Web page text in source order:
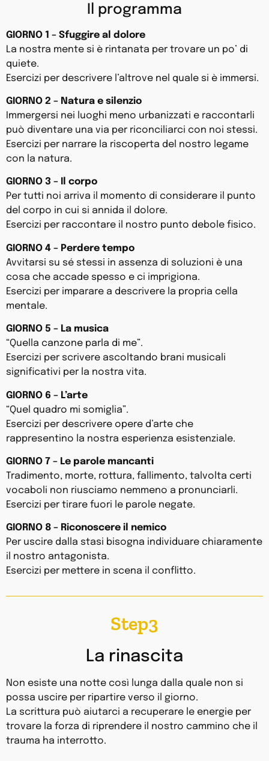
Il programma
GIORNO 1 – Sfuggire al dolore
La nostra mente si è rintanata per trovare un po’ di
quiete.
Esercizi per descrivere l’altrove nel quale si è immersi.
GIORNO 2 – Natura e silenzio
Immergersi nei luoghi meno urbanizzati e raccontarli
può diventare una via per riconciliarci con noi stessi.
Esercizi per narrare la riscoperta del nostro legame
con la natura.
GIORNO 3 – Il corpo
Per tutti noi arriva il momento di considerare il punto
del corpo in cui si annida il dolore.
Esercizi per raccontare il nostro punto debole fisico.
GIORNO 4 – Perdere tempo
Avvitarsi su sé stessi in assenza di soluzioni è una
cosa che accade spesso e ci imprigiona.
Esercizi per imparare a descrivere la propria cella
mentale.
GIORNO 5 – La musica
“Quella canzone parla di me”.
Esercizi per scrivere ascoltando brani musicali
significativi per la nostra vita.
GIORNO 6 – L’arte
“Quel quadro mi somiglia”.
Esercizi per descrivere opere d’arte che
rappresentino la nostra esperienza esistenziale.
GIORNO 7 – Le parole mancanti
Tradimento, morte, rottura, fallimento, talvolta certi
vocaboli non riusciamo nemmeno a pronunciarli.
Esercizi per tirare fuori le parole negate.
GIORNO 8 – Riconoscere il nemico
Per uscire dalla stasi bisogna individuare chiaramente
il nostro antagonista.
Esercizi per mettere in scena il conflitto.
Step3
La rinascita
Non esiste una notte così lunga dalla quale non si
possa uscire per ripartire verso il giorno.
La scrittura può aiutarci a recuperare le energie per
trovare la forza di riprendere il nostro cammino che il
trauma ha interrotto.